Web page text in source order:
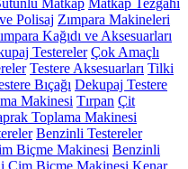
Matkap Matkap Tezgahı
Polisaj Zımpara Makineleri
Kağıdı ve Aksesuarları
Testereler Çok Amaçlı
Testere Aksesuarları Tilki
Bıçağı Dekupaj Testere
Makinesi Tırpan Çit
Toplama Makinesi
Benzinli Testereler
Biçme Makinesi Benzinli
Çim Biçme Makinesi Kenar